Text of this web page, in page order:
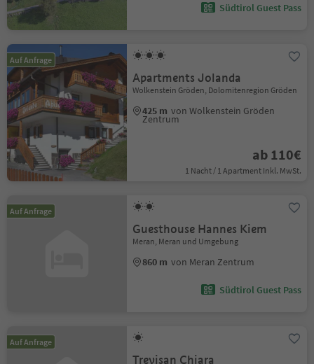
Südtirol Guest Pass
Auf Anfrage
Apartments Jolanda
Wolkenstein Gröden, Dolomitenregion Gröden
425 m von Wolkenstein Gröden
Zentrum
ab 110€
1 Nacht / 1 Apartment Inkl. MwSt.
Auf Anfrage
Guesthouse Hannes Kiem
Meran, Meran und Umgebung
860 m von Meran Zentrum
Südtirol Guest Pass
Auf Anfrage
Trevisan Chiara